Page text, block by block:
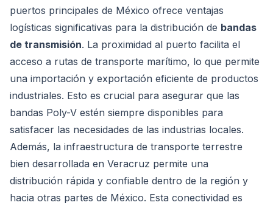
puertos principales de México ofrece ventajas
logísticas significativas para la distribución de bandas
de transmisión. La proximidad al puerto facilita el
acceso a rutas de transporte marítimo, lo que permite
una importación y exportación eficiente de productos
industriales. Esto es crucial para asegurar que las
bandas Poly-V estén siempre disponibles para
satisfacer las necesidades de las industrias locales.
Además, la infraestructura de transporte terrestre
bien desarrollada en Veracruz permite una
distribución rápida y confiable dentro de la región y
hacia otras partes de México. Esta conectividad es